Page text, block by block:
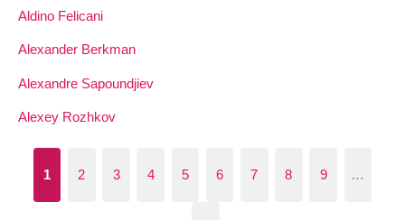
Aldino Felicani
Alexander Berkman
Alexandre Sapoundjiev
Alexey Rozhkov
1 2 3 4 5 6 7 8 9 …